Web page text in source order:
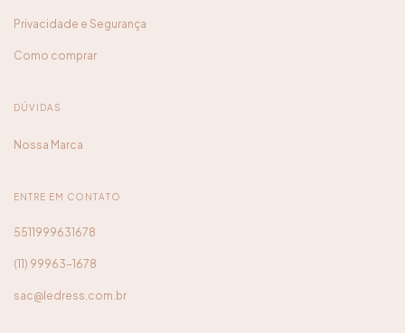
Privacidade e Segurança
Como comprar
DÚVIDAS
Nossa Marca
ENTRE EM CONTATO
5511999631678
(11) 99963-1678
sac@ledress.com.br